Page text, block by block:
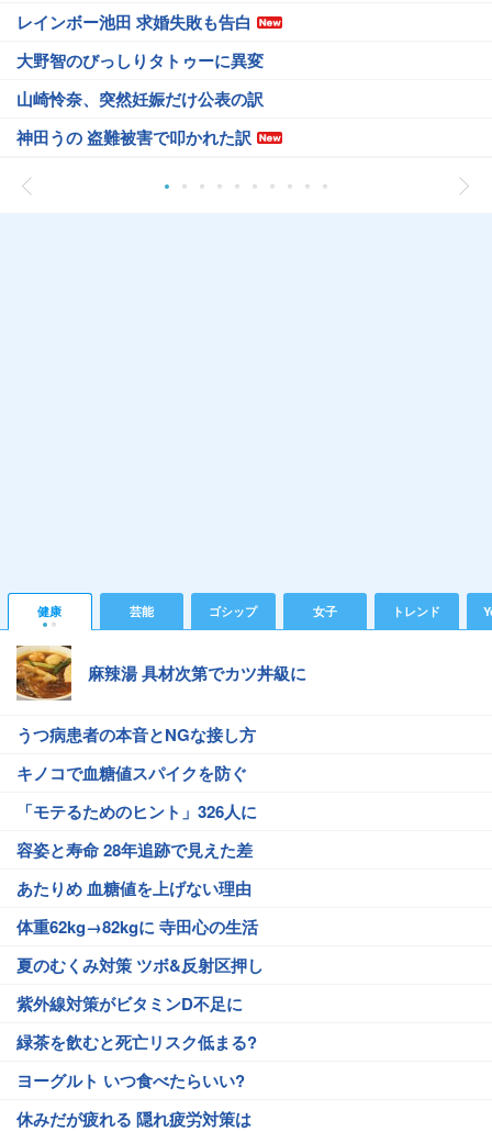
レインボー池田 求婚失敗も告白
大野智のびっしりタトゥーに異変
山崎怜奈、突然妊娠だけ公表の訳
神田うの 盗難被害で叩かれた訳
健康 芸能 ゴシップ 女子 トレンド
麻辣湯 具材次第でカツ丼級に
うつ病患者の本音とNGな接し方
キノコで血糖値スパイクを防ぐ
「モテるためのヒント」326人に
容姿と寿命 28年追跡で見えた差
あたりめ 血糖値を上げない理由
体重62kg→82kgに 寺田心の生活
夏のむくみ対策 ツボ&反射区押し
紫外線対策がビタミンD不足に
緑茶を飲むと死亡リスク低まる?
ヨーグルト いつ食べたらいい?
休みだが疲れる 隠れ疲労対策は